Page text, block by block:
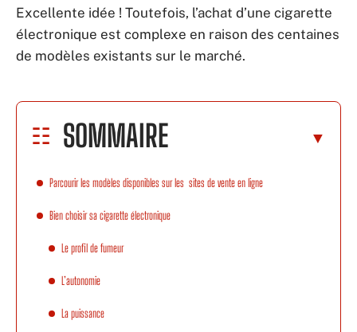
Excellente idée ! Toutefois, l’achat d’une cigarette
électronique est complexe en raison des centaines
de modèles existants sur le marché.
SOMMAIRE
Parcourir les modèles disponibles sur les sites de vente en ligne
Bien choisir sa cigarette électronique
Le profil de fumeur
L’autonomie
La puissance